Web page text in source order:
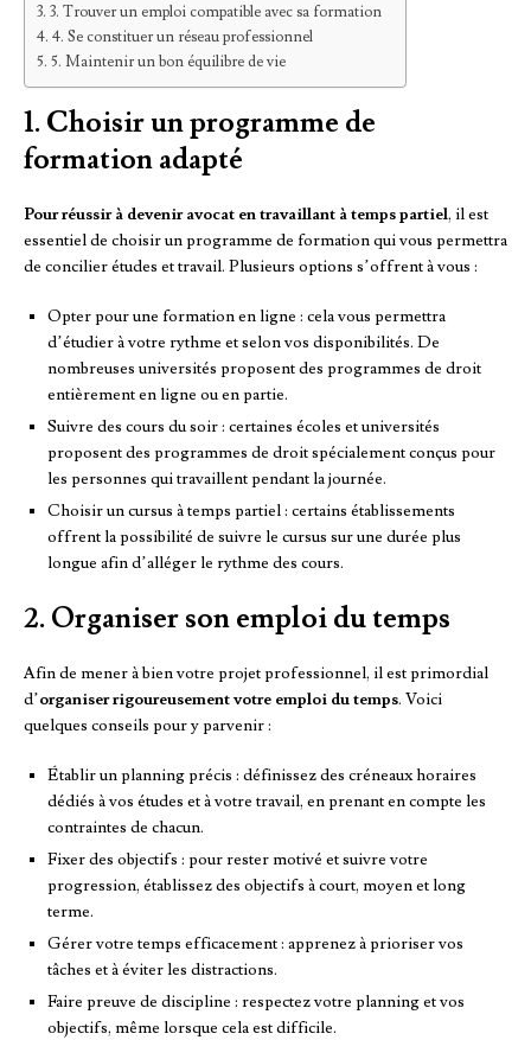
3. Trouver un emploi compatible avec sa formation
4. Se constituer un réseau professionnel
5. Maintenir un bon équilibre de vie
1. Choisir un programme de
formation adapté
Pour réussir à devenir avocat en travaillant à temps partiel, il est
essentiel de choisir un programme de formation qui vous permettra
de concilier études et travail. Plusieurs options s’offrent à vous :
Opter pour une formation en ligne : cela vous permettra
d’étudier à votre rythme et selon vos disponibilités. De
nombreuses universités proposent des programmes de droit
entièrement en ligne ou en partie.
Suivre des cours du soir : certaines écoles et universités
proposent des programmes de droit spécialement conçus pour
les personnes qui travaillent pendant la journée.
Choisir un cursus à temps partiel : certains établissements
offrent la possibilité de suivre le cursus sur une durée plus
longue afin d’alléger le rythme des cours.
2. Organiser son emploi du temps
Afin de mener à bien votre projet professionnel, il est primordial
d’organiser rigoureusement votre emploi du temps. Voici
quelques conseils pour y parvenir :
Établir un planning précis : définissez des créneaux horaires
dédiés à vos études et à votre travail, en prenant en compte les
contraintes de chacun.
Fixer des objectifs : pour rester motivé et suivre votre
progression, établissez des objectifs à court, moyen et long
terme.
Gérer votre temps efficacement : apprenez à prioriser vos
tâches et à éviter les distractions.
Faire preuve de discipline : respectez votre planning et vos
objectifs, même lorsque cela est difficile.